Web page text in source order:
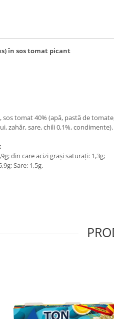
Japonicus) în sos tomat
e
120g
sos tomat 40% (apă, pastă de
zahăr, sare, chili 0,1%, condimente).
din care acizi grași saturați: 1,3g;
Sare: 1,5g.